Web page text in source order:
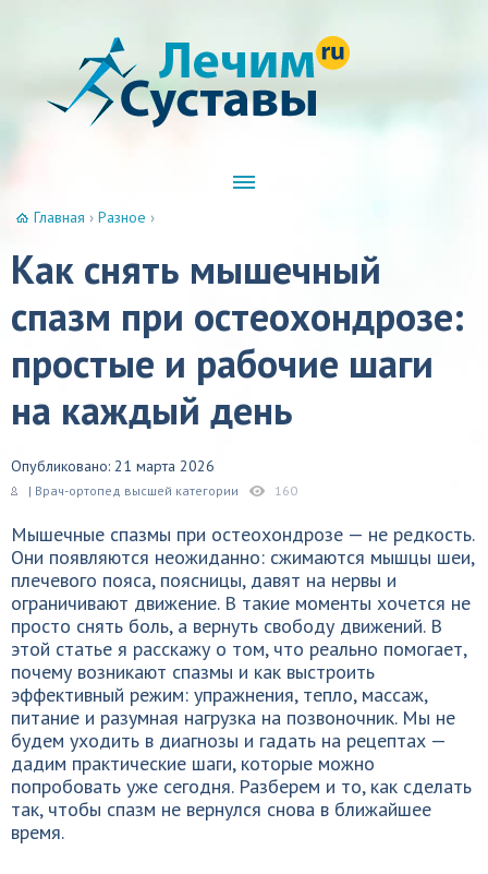
Главная › Разное ›
Как снять мышечный
спазм при остеохондрозе:
простые и рабочие шаги
на каждый день
Опубликовано: 21 марта 2026
| Врач-ортопед высшей категории 160
Мышечные спазмы при остеохондрозе — не редкость.
Они появляются неожиданно: сжимаются мышцы шеи,
плечевого пояса, поясницы, давят на нервы и
ограничивают движение. В такие моменты хочется не
просто снять боль, а вернуть свободу движений. В
этой статье я расскажу о том, что реально помогает,
почему возникают спазмы и как выстроить
эффективный режим: упражнения, тепло, массаж,
питание и разумная нагрузка на позвоночник. Мы не
будем уходить в диагнозы и гадать на рецептах —
дадим практические шаги, которые можно
попробовать уже сегодня. Разберем и то, как сделать
так, чтобы спазм не вернулся снова в ближайшее
время.